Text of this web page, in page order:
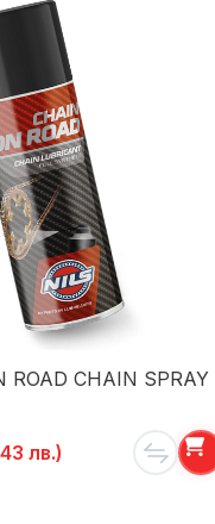
ROAD CHAIN SPRAY
лв.)